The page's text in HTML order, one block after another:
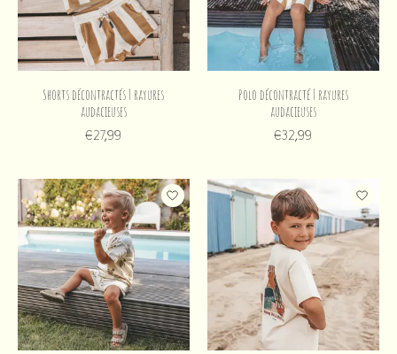
Shorts décontractés | rayures
audacieuses
€27,99
Polo décontracté | rayures
audacieuses
€32,99